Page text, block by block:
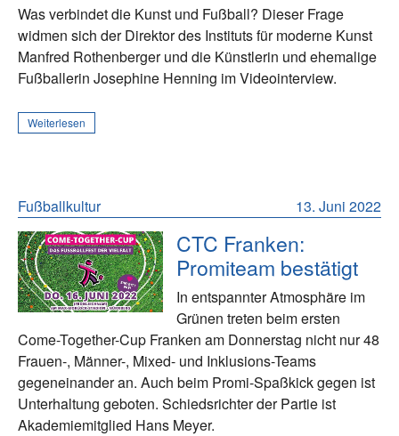
Was verbindet die Kunst und Fußball? Dieser Frage
widmen sich der Direktor des Instituts für moderne Kunst
Manfred Rothenberger und die Künstlerin und ehemalige
Fußballerin Josephine Henning im Videointerview.
Weiterlesen
13. Juni 2022
Fußballkultur
CTC Franken:
Promiteam bestätigt
In entspannter Atmosphäre im
Grünen treten beim ersten
Come-Together-Cup Franken am Donnerstag nicht nur 48
Frauen-, Männer-, Mixed- und Inklusions-Teams
gegeneinander an. Auch beim Promi-Spaßkick gegen ist
Unterhaltung geboten. Schiedsrichter der Partie ist
Akademiemitglied Hans Meyer.